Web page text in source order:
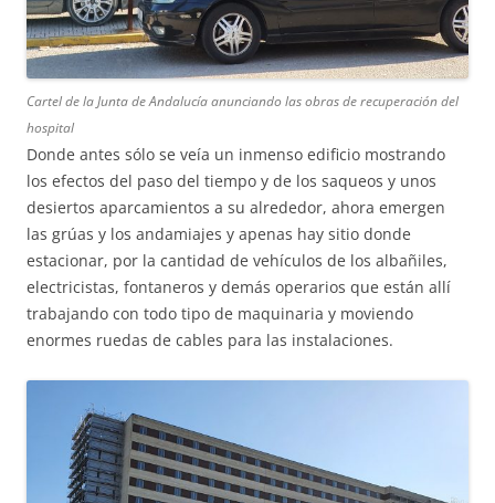
Cartel de la Junta de Andalucía anunciando las obras de recuperación del
hospital
Donde antes sólo se veía un inmenso edificio mostrando
los efectos del paso del tiempo y de los saqueos y unos
desiertos aparcamientos a su alrededor, ahora emergen
las grúas y los andamiajes y apenas hay sitio donde
estacionar, por la cantidad de vehículos de los albañiles,
electricistas, fontaneros y demás operarios que están allí
trabajando con todo tipo de maquinaria y moviendo
enormes ruedas de cables para las instalaciones.